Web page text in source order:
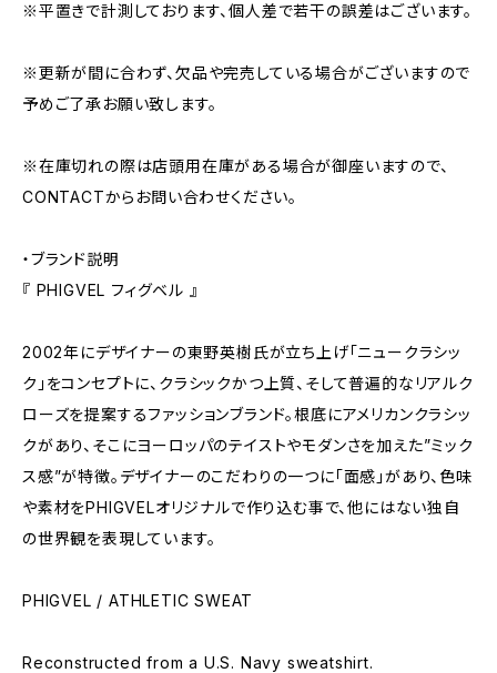
※平置きで計測しております、個人差で若干の誤差はございます。
※更新が間に合わず、欠品や完売している場合がございますので
予めご了承お願い致します。
※在庫切れの際は店頭用在庫がある場合が御座いますので、
CONTACTからお問い合わせください。
・ブランド説明
『 PHIGVEL フィグベル 』
2002年にデザイナーの東野英樹氏が立ち上げ「ニュークラシッ
ク」をコンセプトに、クラシックかつ上質、そして普遍的なリアルク
ローズを提案するファッションブランド。根底にアメリカンクラシッ
クがあり、そこにヨーロッパのテイストやモダンさを加えた”ミック
ス感”が特徴。デザイナーのこだわりの一つに「面感」があり、色味
や素材をPHIGVELオリジナルで作り込む事で、他にはない独自
の世界観を表現しています。
PHIGVEL / ATHLETIC SWEAT
Reconstructed from a U.S. Navy sweatshirt.